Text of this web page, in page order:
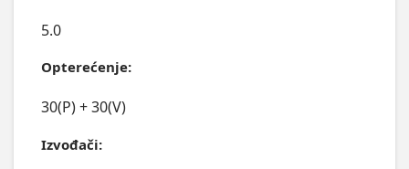
5.0
Opterećenje:
30(P) + 30(V)
Izvođači: